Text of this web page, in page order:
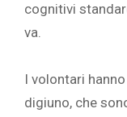
cognitivi
va.
I volontari
digiuno, che